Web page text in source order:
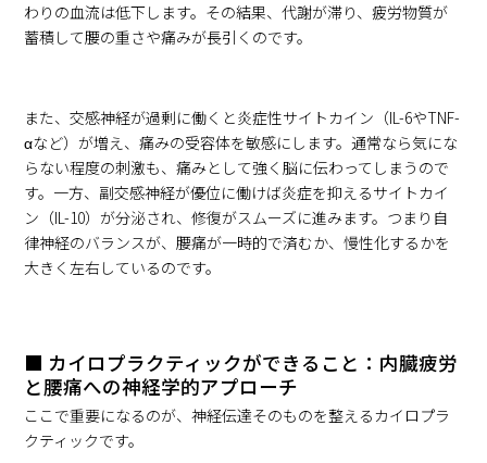
わりの血流は低下します。その結果、代謝が滞り、疲労物質が
蓄積して腰の重さや痛みが長引くのです。
また、交感神経が過剰に働くと炎症性サイトカイン（IL-6やTNF-
αなど）が増え、痛みの受容体を敏感にします。通常なら気にな
らない程度の刺激も、痛みとして強く脳に伝わってしまうので
す。一方、副交感神経が優位に働けば炎症を抑えるサイトカイ
ン（IL-10）が分泌され、修復がスムーズに進みます。つまり自
律神経のバランスが、腰痛が一時的で済むか、慢性化するかを
大きく左右しているのです。
■ カイロプラクティックができること：内臓疲労
と腰痛への神経学的アプローチ
ここで重要になるのが、神経伝達そのものを整えるカイロプラ
クティックです。